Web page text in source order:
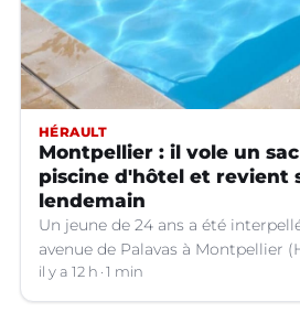
HÉRAULT
Montpellier : il vole un
piscine d'hôtel et revient
lendemain
Un jeune de 24 ans a été
avenue de Palavas à Montpellier
suspecté d'avoir volé le sac d'une
il y a 12 h 1 min